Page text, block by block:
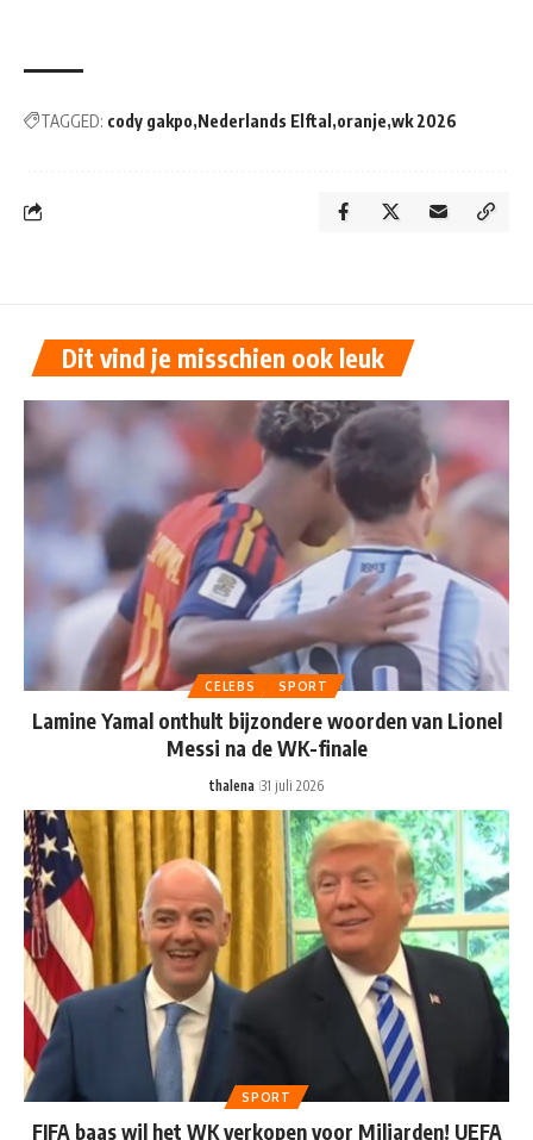
TAGGED: cody gakpo Nederlands Elftal oranje wk 2026
Dit vind je misschien ook leuk
CELEBS SPORT
Lamine Yamal onthult bijzondere woorden van Lionel
Messi na de WK-finale
thalena 31 juli 2026
SPORT
FIFA baas wil het WK verkopen voor Miljarden! UEFA